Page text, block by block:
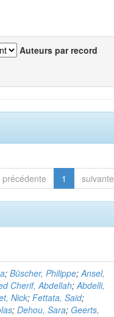
Auteurs par record
précédente 1 suivante
;Büscher, Philippe;Ansel,
Cherif, Abdellah;Abdelli,
Nick;Fettata, Said;
;Dehou, Sara; Geerts,